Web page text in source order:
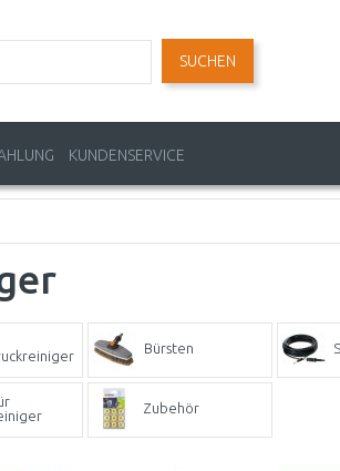
SUCHEN
KUNDENSERVICE
Bürsten
Zubehör